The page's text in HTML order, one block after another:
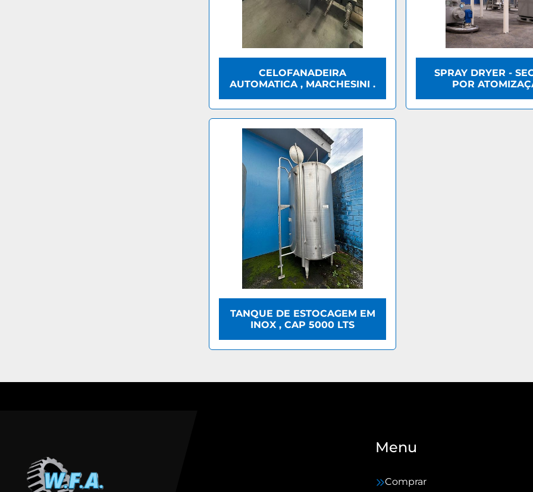
CELOFANADEIRA
AUTOMATICA , MARCHESINI .
SPRAY DRYER -
POR
TANQUE DE ESTOCAGEM EM
INOX , CAP 5000 LTS
Menu
Comprar